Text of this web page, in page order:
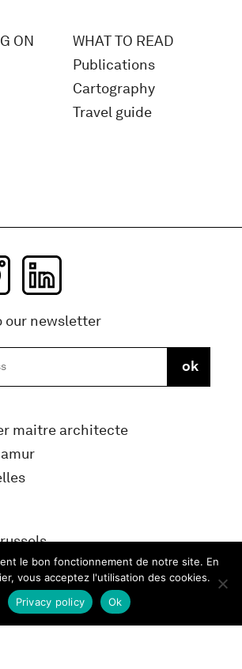
ON
WHAT TO READ
Publications
Cartography
Travel guide
our newsletter
maitre architecte
le bon fonctionnement de notre site. En
vous acceptez l'utilisation des cookies.
Ok
Privacy policy